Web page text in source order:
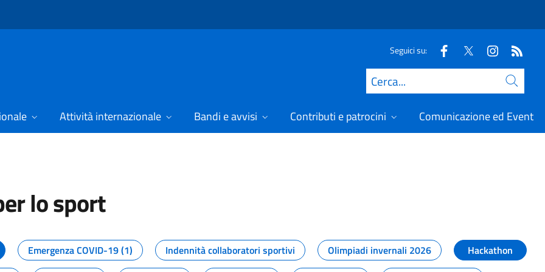
Seguici su:
Cerca
Attività internazionale Bandi e avvisi Contributi e patrocini Comunicazione ed Eventi
lo sport
dal Dipartimento per lo sport
Emergenza COVID-19 (1) Indennità collaboratori sportivi Olimpiadi invernali 2026
Hackathon